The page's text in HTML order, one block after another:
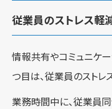
従業員のストレス軽
情報共有やコミュニケー
つ目は、従業員のストレ
業務時間中に、従業員